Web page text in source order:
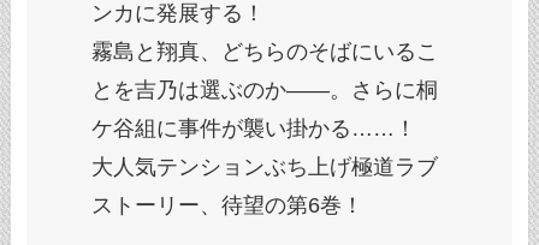
ンカに発展する！
霧島と翔真、どちらのそばにいるこ
とを吉乃は選ぶのか――。さらに桐
ケ谷組に事件が襲い掛かる……！
大人気テンションぶち上げ極道ラブ
ストーリー、待望の第6巻！